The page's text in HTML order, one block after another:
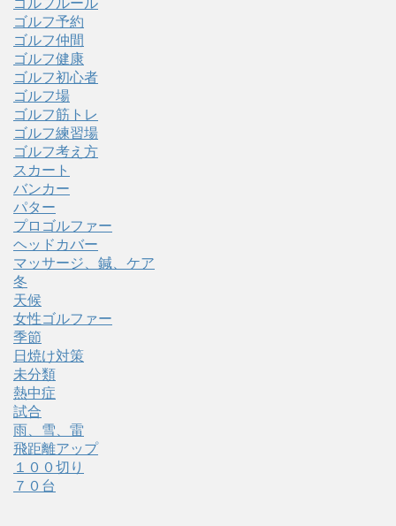
ゴルフ予約
ゴルフ仲間
ゴルフ健康
ゴルフ初心者
ゴルフ場
ゴルフ筋トレ
ゴルフ練習場
ゴルフ考え方
スカート
バンカー
パター
プロゴルファー
ヘッドカバー
マッサージ、鍼、ケア
冬
天候
女性ゴルファー
季節
日焼け対策
未分類
熱中症
試合
雨、雪、雷
飛距離アップ
１００切り
７０台